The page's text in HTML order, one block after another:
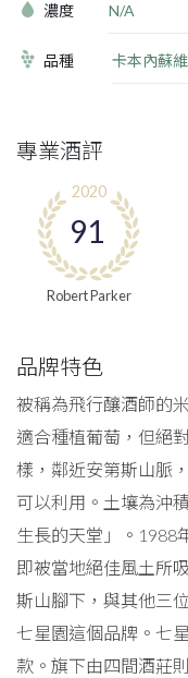
濃度 N/A
品種 卡本內蘇
專業酒評
2020
91
Robert Parker
品牌特色
被稱為飛行釀酒師的
適合種植葡萄，但絕
樣，鄰近安第斯山脈
可以利用。土壤為沖
生長的天堂」。1988
即被當地絕佳風土所
斯山腳下，與其他三
七星園這個品牌。七
款。旗下由四間酒莊